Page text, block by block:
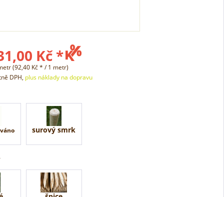
Kč *
(92,40 Kč * / 1 metr)
DPH, plus náklady na dopravu
surový smrk